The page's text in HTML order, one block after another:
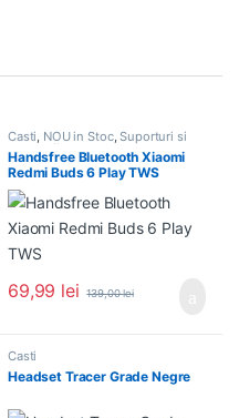
Casti NOU in Stoc,Suporturi si
accesorii
Handsfree Bluetooth Xiaomi
Redmi Buds 6 Play TWS
69,99 lei 139,00lei
Casti
Headset Tracer Grade Negre